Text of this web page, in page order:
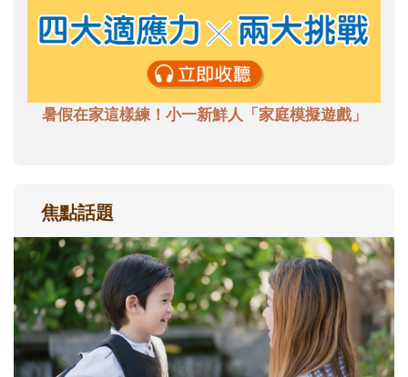
暑假在家這樣練！小一新鮮人「家庭模擬遊戲」
焦點話題
和孩子一起長大的那個男人│讀懂父親的
不同模樣
沒有人天生就擅長當爸爸！男人總是在一次
次「前所未有」的體驗中，跟著孩子一起長